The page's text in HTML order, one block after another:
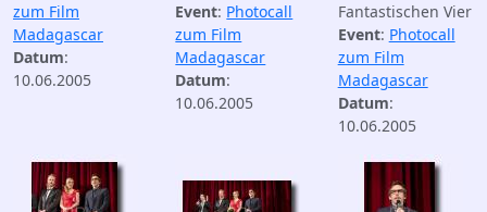
zum Film
Madagascar
Datum:
10.06.2005
Event: Photocall
zum Film
Madagascar
Datum:
10.06.2005
Fantastischen Vier
Event: Photocall
zum Film
Madagascar
Datum:
10.06.2005